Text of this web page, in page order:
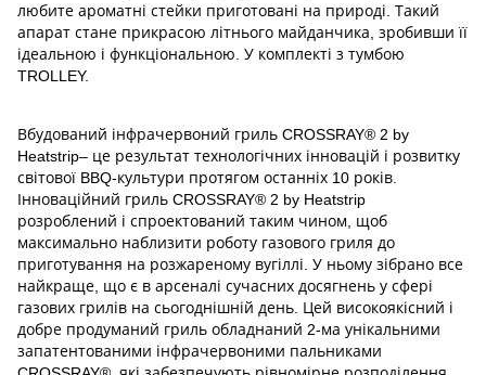
любите ароматні стейки приготовані на природі. Такий
апарат стане прикрасою літнього майданчика, зробивши її
ідеальною і функціональною. У комплекті з тумбою
TROLLEY.
Вбудований інфрачервоний гриль CROSSRAY® 2 by
Heatstrip– це результат технологічних інновацій і розвитку
світової BBQ-культури протягом останніх 10 років.
Інноваційний гриль CROSSRAY® 2 by Heatstrip
розроблений і спроектований таким чином, щоб
максимально наблизити роботу газового гриля до
приготування на розжареному вугіллі. У ньому зібрано все
найкраще, що є в арсеналі сучасних досягнень у сфері
газових грилів на сьогоднішній день. Цей високоякісний і
добре продуманий гриль обладнаний 2-ма унікальними
запатентованими інфрачервоними пальниками